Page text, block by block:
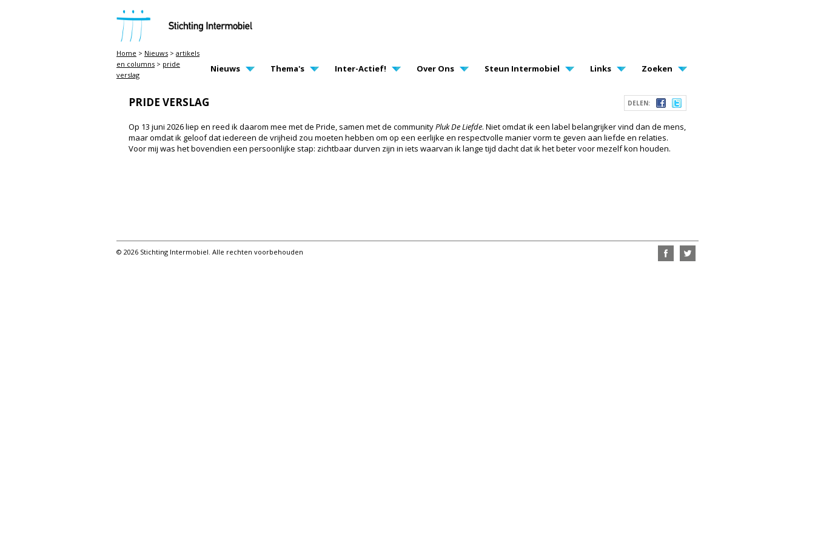
STICHTING INTERMOBIEL
MAIN PAGE NAVIGATION
Nieuws Thema's Inter-Actief! Over Ons Steun Intermobiel Links Zoeken
Home > Nieuws > artikels
en columns > pride
verslag
DELEN:
PRIDE VERSLAG
Op 13 juni 2026 liep en reed ik daarom mee met de Pride, samen met de communityPluk De Liefde. Niet omdat ik een label belangrijker vind dan de mens,
maar omdat ik geloof dat iedereen de vrijheid zou moeten hebben om op een eerlijke en respectvolle manier vorm te geven aan liefde en relaties.
Voor mij was het bovendien een persoonlijke stap: zichtbaar durven zijn in iets waarvan ik lange tijd dacht dat ik het beter voor mezelf kon houden.
© 2026 Stichting Intermobiel. Alle rechten voorbehouden